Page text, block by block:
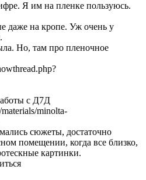
Я им на пленке пользуюсь.
даже на кропе. Уж очень у
Но, там про пленочное
с Д7Д
minolta-
сюжеты, достаточно
помещении, когда все близко,
картинки.